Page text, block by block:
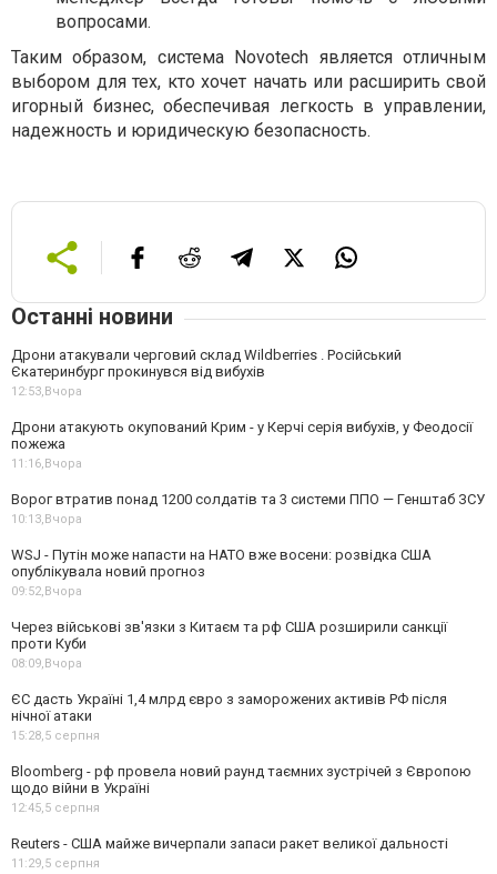
вопросами.
Таким образом, система Novotech является отличным
выбором для тех, кто хочет начать или расширить свой
игорный бизнес, обеспечивая легкость в управлении,
надежность и юридическую безопасность.
Останні новини
Дрони атакували черговий склад Wildberries . Російський
Єкатеринбург прокинувся від вибухів
12:53, Вчора
Дрони атакують окупований Крим - у Керчі серія вибухів, у Феодосії
пожежа
11:16, Вчора
Ворог втратив понад 1200 солдатів та 3 системи ППО — Генштаб ЗСУ
10:13, Вчора
WSJ - Путін може напасти на НАТО вже восени: розвідка США
опублікувала новий прогноз
09:52, Вчора
Через військові зв'язки з Китаєм та рф США розширили санкції
проти Куби
08:09, Вчора
ЄС дасть Україні 1,4 млрд євро з заморожених активів РФ після
нічної атаки
15:28,5 серпня
Bloomberg - рф провела новий раунд таємних зустрічей з Європою
щодо війни в Україні
12:45,5 серпня
Reuters - США майже вичерпали запаси ракет великої дальності
11:29,5 серпня